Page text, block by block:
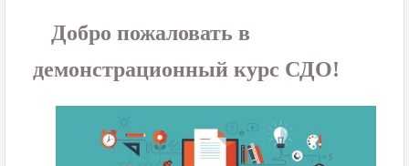
Добро пожаловать в
демонстрационный курс СДО!